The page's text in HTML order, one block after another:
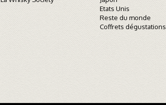
Etats Unis
Reste du monde
Coffrets dégustations